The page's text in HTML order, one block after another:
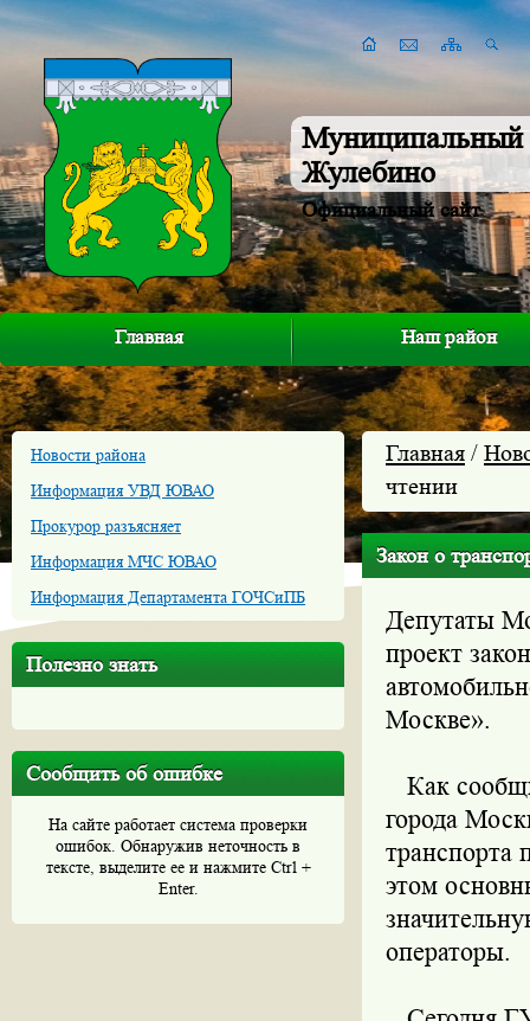
Муниципальный
Жулебино
Официальный сайт
Главная Наш район
Новости района
Информация УВД ЮВАО
Прокурор разъясняет
Информация МЧС ЮВАО
Информация Департамента ГОЧСиПБ
Полезно знать
Сообщить об ошибке
На сайте работает система проверки
ошибок. Обнаружив неточность в
тексте, выделите ее и нажмите Ctrl +
Enter.
Главная /
чтении
Закон о
Депутаты
проект
Москве».
Как
города
транспорта
этом
операторы.